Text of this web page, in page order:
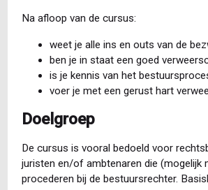
Na afloop van de cursus:
weet je alle ins en outs van de
ben je in staat een goed
is je kennis van het
voer je met een gerust hart
Doelgroep
De cursus is vooral bedoeld voor
juristen en/of ambtenaren die (mogelijk
procederen bij de bestuursrechter.